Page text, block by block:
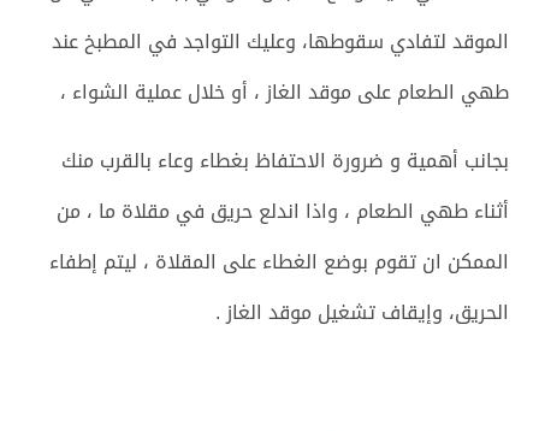
الموقد لتفادي سقوطها، وعليك التواجد في المطبخ عند
طهي الطعام على موقد الغاز ، أو خلال عملية الشواء ،
بجانب أهمية و ضرورة الاحتفاظ بغطاء وعاء بالقرب منك
أثناء طهي الطعام ، واذا اندلع حريق في مقلاة ما ، من
الممكن ان تقوم بوضع الغطاء على المقلاة ، ليتم إطفاء
الحريق، وإيقاف تشغيل موقد الغاز .